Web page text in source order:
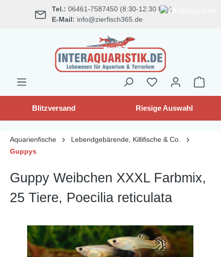
springen Tel.: 06461-7587450 (8:30-12:30 Uhr)
E-Mail: info@zierfisch365.de
Blitzversand Riesige Auswahl
Aquarienfische
Lebendgebärende, Killifische & Co.
Guppys
Guppy Weibchen XXXL Farbmix,
25 Tiere, Poecilia reticulata
Bildergalerie überspringen